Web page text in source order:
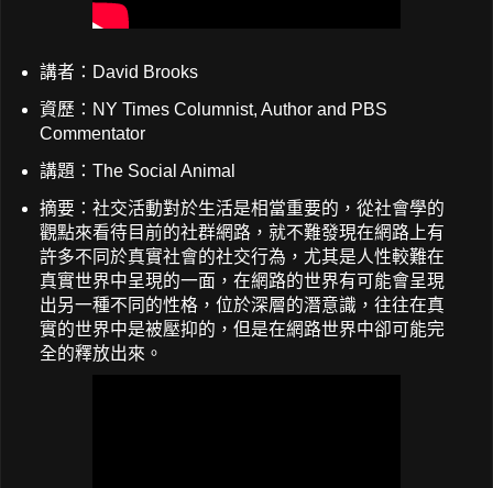
講者：David Brooks
資歷：NY Times Columnist, Author and PBS
Commentator
講題：The Social Animal
摘要：社交活動對於生活是相當重要的，從社會學的
觀點來看待目前的社群網路，就不難發現在網路上有
許多不同於真實社會的社交行為，尤其是人性較難在
真實世界中呈現的一面，在網路的世界有可能會呈現
出另一種不同的性格，位於深層的潛意識，往往在真
實的世界中是被壓抑的，但是在網路世界中卻可能完
全的釋放出來。